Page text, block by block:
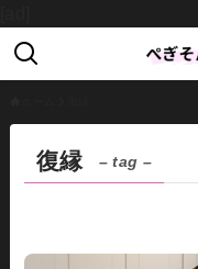
復縁 – tag –